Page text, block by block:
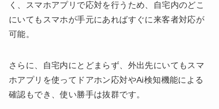
く、スマホアプリで応対を行うため、自宅内のどこ
にいてもスマホが手元にあればすぐに来客者対応が
可能。
さらに、自宅内にとどまらず、外出先にいてもスマ
ホアプリを使ってドアホン応対やAi検知機能による
確認もでき、使い勝手は抜群です。